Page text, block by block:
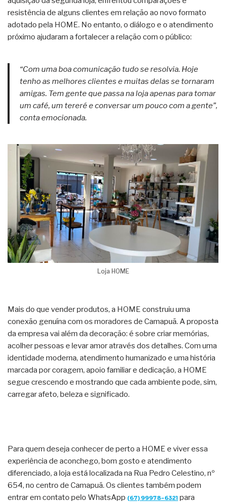
resistência de alguns clientes em relação ao novo formato
adotado pela HOME. No entanto, o diálogo e o atendimento
próximo ajudaram a fortalecer a relação com o público:
“Com uma boa comunicação tudo se resolvia. Hoje
tenho as melhores clientes e muitas delas se tornaram
amigas. Tem gente que passa na loja apenas para tomar
um café, um tereré e conversar um pouco com a gente”,
conta emocionada.
Loja HOME
Mais do que vender produtos, a HOME construiu uma
conexão genuína com os moradores de Camapuã. A proposta
da empresa vai além da decoração: é sobre criar memórias,
acolher pessoas e levar amor através dos detalhes. Com uma
identidade moderna, atendimento humanizado e uma história
marcada por coragem, apoio familiar e dedicação, a HOME
segue crescendo e mostrando que cada ambiente pode, sim,
carregar afeto, beleza e significado.
Para quem deseja conhecer de perto a HOME e viver essa
experiência de aconchego, bom gosto e atendimento
diferenciado, a loja está localizada na Rua Pedro Celestino, nº
654, no centro de Camapuã. Os clientes também podem
entrar em contato pelo WhatsApp (67) 99978-6321 para